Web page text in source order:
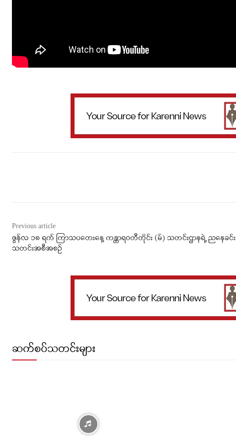
Previous article
ဇွန်လ ၁၈ ရက် ကြာသပတေးနေ့ ကန္တာရဝတီတိုင်း (မ်) သတင်းဌာနရဲ့ ညနေခင်း
သတင်းအစီအစဉ်
ဆက်စပ်သတင်းများ